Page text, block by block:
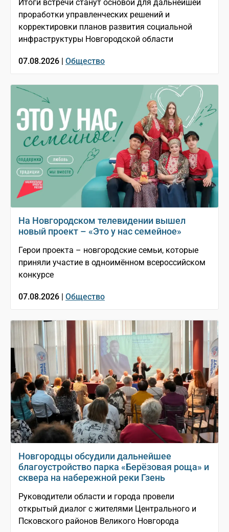
Итоги встречи станут основой для дальнейшей
проработки управленческих решений и
корректировки планов развития социальной
инфраструктуры Новгородской области
07.08.2026 | Общество
На Новгородском телевидении вышел
новый проект – «Это у нас семейное»
Герои проекта – новгородские семьи, которые
приняли участие в одноимённом всероссийском
конкурсе
07.08.2026 | Общество
Новгородцы обсудили дальнейшее
благоустройство парка «Берёзовая роща» и
сквера на набережной реки Гзень
Руководители области и города провели
открытый диалог с жителями Центрального и
Псковского районов Великого Новгорода